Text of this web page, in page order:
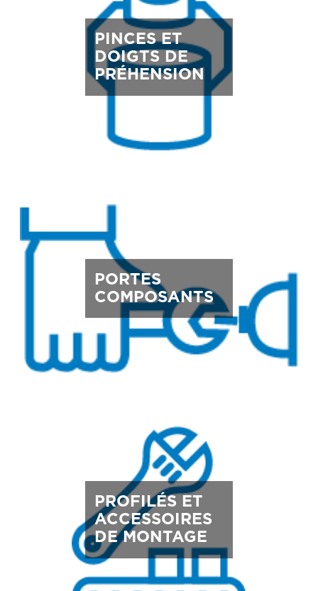
PINCES ET
DOIGTS DE
PRÉHENSION
PORTES
COMPOSANTS
PROFILÉS ET
ACCESSOIRES
DE MONTAGE